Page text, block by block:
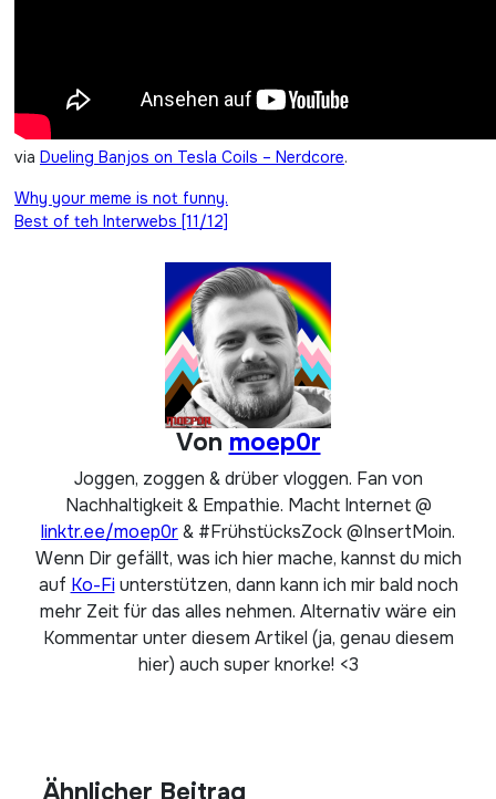
via Dueling Banjos on Tesla Coils – Nerdcore.
Beitragsnavigation
Why your meme is not funny.
Best of teh Interwebs [11/12]
Von moep0r
Joggen, zoggen & drüber vloggen. Fan von
Nachhaltigkeit & Empathie. Macht Internet @
linktr.ee/moep0r& #FrühstücksZock @InsertMoin.
Wenn Dir gefällt, was ich hier mache, kannst du mich
auf Ko-Fiunterstützen, dann kann ich mir bald noch
mehr Zeit für das alles nehmen. Alternativ wäre ein
Kommentar unter diesem Artikel (ja, genau diesem
hier) auch super knorke! <3
Ähnlicher Beitrag